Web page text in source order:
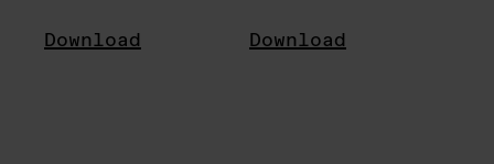
Download Download